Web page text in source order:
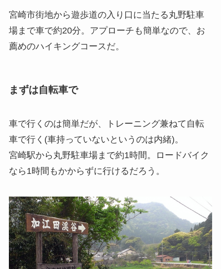
宮崎市街地から遊歩道の入り口に当たる丸野駐車
場まで車で約20分。アプローチも簡単なので、お
薦めのハイキングコースだ。
まずは自転車で
車で行くのは簡単だが、トレーニング兼ねて自転
車で行く(車持っていないというのは内緒)。
宮崎駅から丸野駐車場まで約1時間。ロードバイク
なら1時間もかからずに行けるだろう。